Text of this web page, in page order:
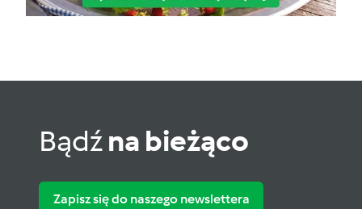
Bądźna bieżąco
Zapisz się do naszego newslettera